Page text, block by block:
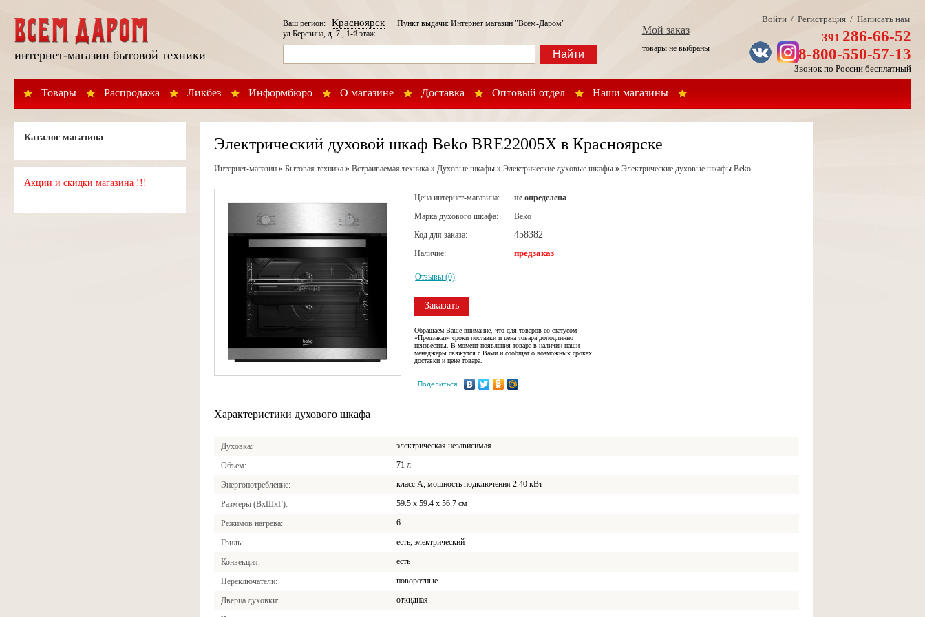
интернет-магазин бытовой техники
Товары Распродажа Ликбез Информбюро О магазине Доставка Оптовый отдел Наши магазины
Ваш регион:КрасноярскПункт выдачи: Интернет магазин "Всем-Даром"
ул.Березина, д. 7 , 1-й этаж
Найти
Мой заказ
товары не выбраны
Войти/ Регистрация/ Написать нам
391 286-66-52
8-800-550-57-13
Звонок по России бесплатный
Каталог магазина
Акции и скидки магазина !!!
Электрический духовой шкаф Beko BRE22005X в Красноярске
Интернет-магазин »Бытовая техника »Встраиваемая техника »Духовые шкафы »Электрические духовые шкафы »Электрические духовые шкафы Beko
Цена интернет-магазина:
не определена
Марка духового шкафа:
Beko
Код для заказа:
458382
Наличие: предзаказ
Отзывы (0)
Заказать
Обращаем Ваше внимание, что для товаров со статусом
«Предзаказ» сроки поставки и цена товара доподлинно
неизвестны. В момент появления товара в наличии наши
менеджеры свяжутся с Вами и сообщат о возможных сроках
доставки и цене товара.
Поделиться
Характеристики духового шкафа
Духовка электрическая независимая
Объём 71 л
Энергопотребление класс A, мощность подключения 2.40 кВт
Размеры (ВхШхГ) 59.5 х 59.4 x 56.7 см
Режимов нагрева 6
Гриль есть, электрический
Конвекция есть
Переключатели поворотные
Дверца духовки откидная